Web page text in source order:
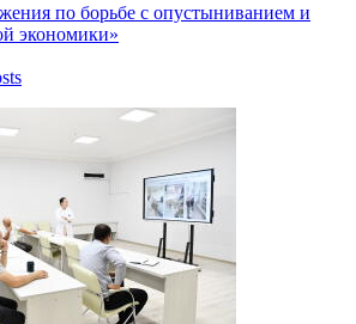
по борьбе с опустыниванием и
экономики»